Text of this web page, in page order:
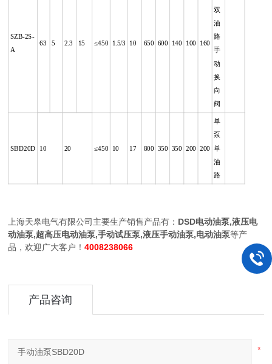
SZB-2S-
A
63 5 2.3 15 ≤450 1.5/3 10 650 600 140 100 160
双
油
路
手
动
换
向
阀
SBD20D 10 20 ≤450 10 17 800 350 350 200 200
单
泵
单
油
路
上海天皋电气有限公司主要生产销售产品有： DSD电动油泵,液压电
动油泵,超高压电动油泵,手动试压泵,液压手动油泵,电动油泵等产
品，欢迎广大客户！4008238066
产品咨询